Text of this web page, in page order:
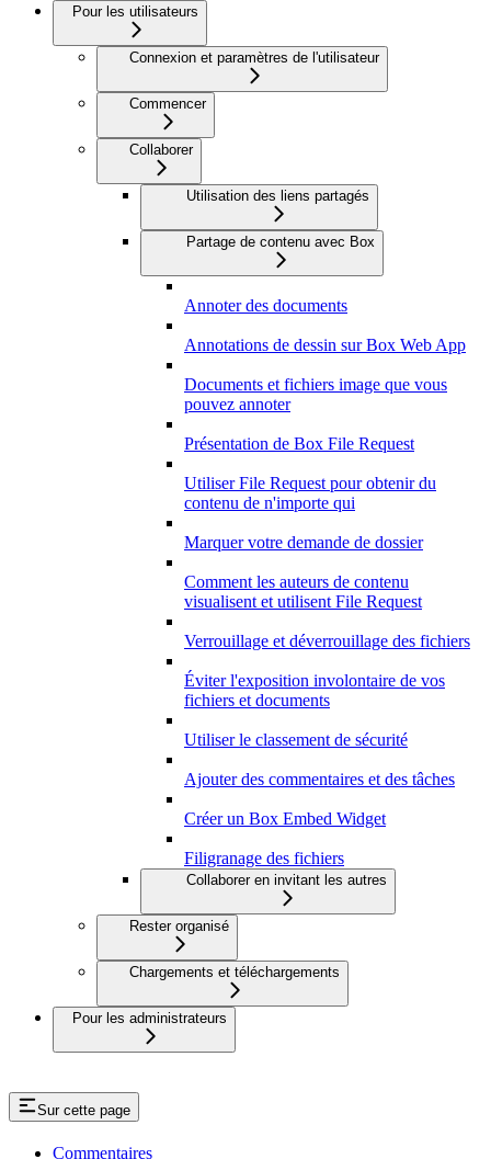
Pour les utilisateurs
Connexion et paramètres de l'utilisateur
Commencer
Collaborer
Utilisation des liens partagés
Partage de contenu avec Box
Annoter des documents
Annotations de dessin sur Box Web App
Documents et fichiers image que vous
pouvez annoter
Présentation de Box File Request
Utiliser File Request pour obtenir du
contenu de n'importe qui
Marquer votre demande de dossier
Comment les auteurs de contenu
visualisent et utilisent File Request
Verrouillage et déverrouillage des fichiers
Éviter l'exposition involontaire de vos
fichiers et documents
Utiliser le classement de sécurité
Ajouter des commentaires et des tâches
Créer un Box Embed Widget
Filigranage des fichiers
Collaborer en invitant les autres
Rester organisé
Chargements et téléchargements
Pour les administrateurs
Sur cette page
Commentaires